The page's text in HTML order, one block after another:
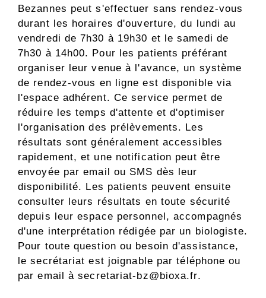
Bezannes peut s'effectuer sans rendez-vous
durant les horaires d'ouverture, du lundi au
vendredi de 7h30 à 19h30 et le samedi de
7h30 à 14h00. Pour les patients préférant
organiser leur venue à l'avance, un système
de rendez-vous en ligne est disponible via
l'espace adhérent. Ce service permet de
réduire les temps d'attente et d'optimiser
l'organisation des prélèvements. Les
résultats sont généralement accessibles
rapidement, et une notification peut être
envoyée par email ou SMS dès leur
disponibilité. Les patients peuvent ensuite
consulter leurs résultats en toute sécurité
depuis leur espace personnel, accompagnés
d'une interprétation rédigée par un biologiste.
Pour toute question ou besoin d'assistance,
le secrétariat est joignable par téléphone ou
par email àsecretariat-bz@bioxa.fr.